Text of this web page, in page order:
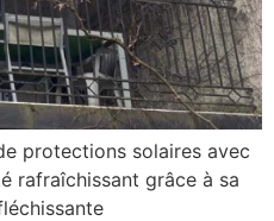
protections solaires avec
rafraîchissant grâce à sa